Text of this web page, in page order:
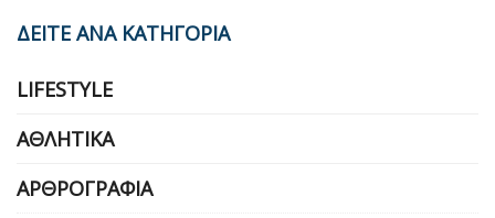
ΔΕΙΤΕ ΑΝΑ ΚΑΤΗΓΟΡΙΑ
LIFESTYLE
ΑΘΛΗΤΙΚΆ
ΑΡΘΡΟΓΡΑΦΊΑ